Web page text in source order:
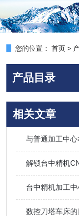
您的位置： 首页 >
产品目录
相关文章
台中精机加工